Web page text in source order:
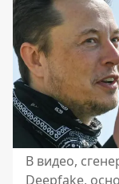
В видео,
Deepfake,